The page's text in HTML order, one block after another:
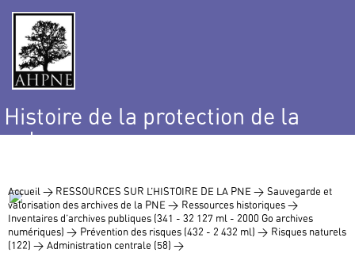
Histoire de la protection de la
nature
Accueil > RESSOURCES SUR L’HISTOIRE DE LA PNE > Sauvegarde et
valorisation des archives de la PNE > Ressources historiques >
Inventaires d’archives publiques (341 - 32 127 ml - 2000 Go archives
numériques) > Prévention des risques (432 - 2 432 ml) > Risques naturels
(122) > Administration centrale (58) >